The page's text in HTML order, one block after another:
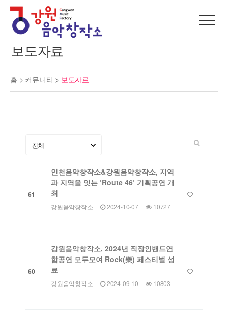
보도자료
홈 > 커뮤니티 > 보도자료
61
인천음악창작소&강원음악창작소, 지역
과 지역을 잇는 ‘Route 46’ 기획공연 개
최
강원음악창작소 2024-10-07 10727
60
강원음악창작소, 2024년 직장인밴드연
합공연 모두모여 Rock(樂) 페스티벌 성
료
강원음악창작소 2024-09-10 10803